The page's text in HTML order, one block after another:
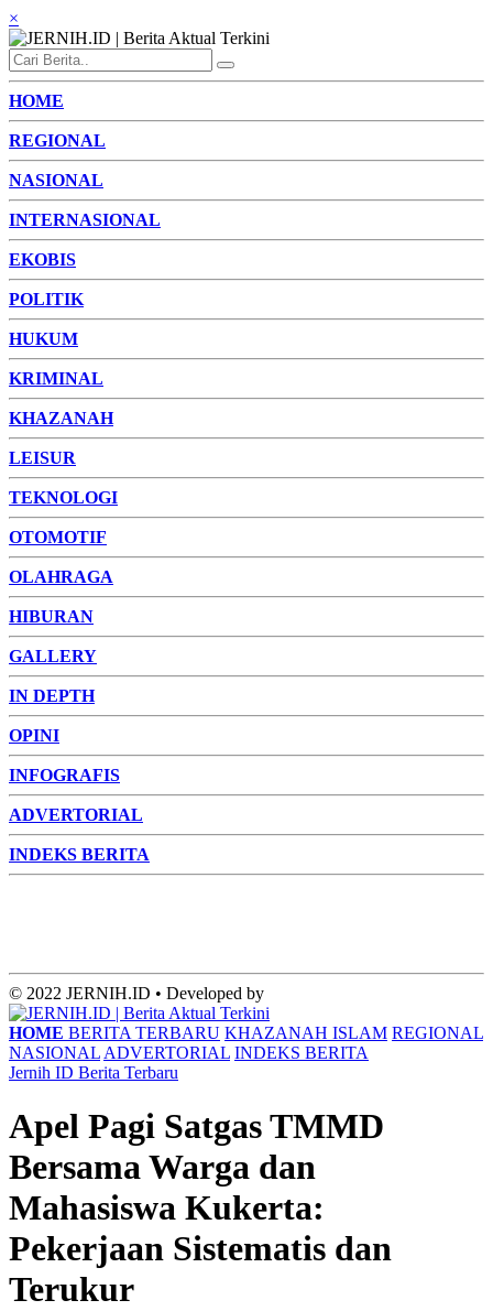
×
HOME
REGIONAL
NASIONAL
INTERNASIONAL
EKOBIS
POLITIK
HUKUM
KRIMINAL
KHAZANAH
LEISUR
TEKNOLOGI
OTOMOTIF
OLAHRAGA
HIBURAN
GALLERY
IN DEPTH
OPINI
INFOGRAFIS
ADVERTORIAL
INDEKS BERITA
© 2022 JERNIH.ID • Developed by
HOME BERITA TERBARU KHAZANAH ISLAM REGIONAL
NASIONAL ADVERTORIAL INDEKS BERITA
Jernih ID Berita Terbaru
Apel Pagi Satgas TMMD
Bersama Warga dan
Mahasiswa Kukerta:
Pekerjaan Sistematis dan
Terukur